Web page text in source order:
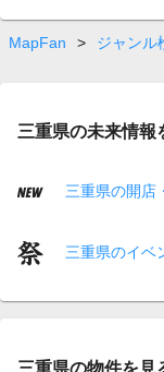
MapFan > ジャンル
三重県の未来情報
三重県の開店
三重県のイベ
三重県の物件を見